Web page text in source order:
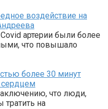
воздействие на
артерии были более
что повышало
более 30 минут
что люди,
на